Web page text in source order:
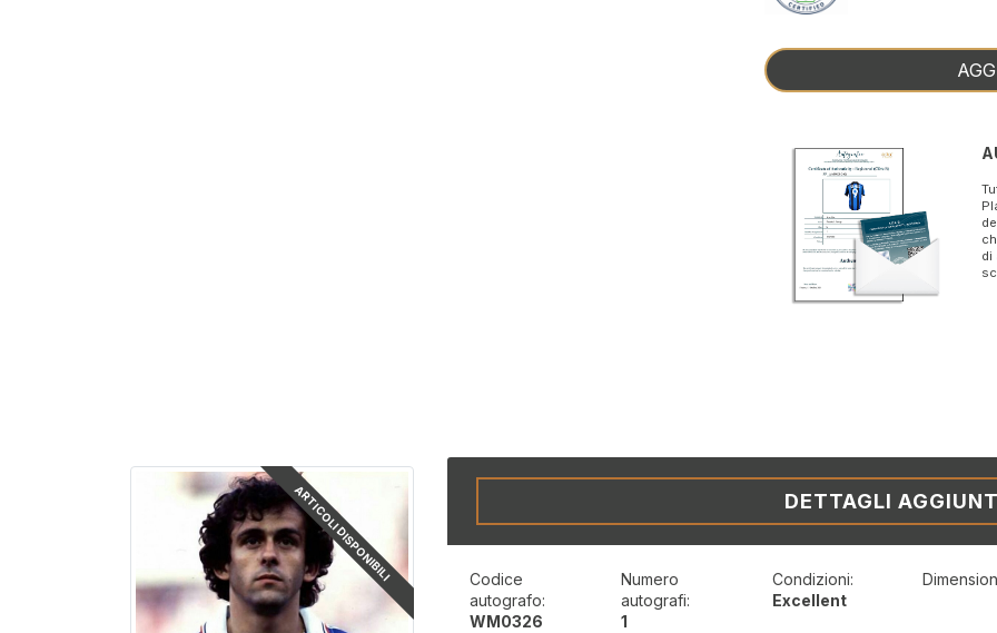
di
ARTICOLI DISPONIBILI DETTAGLI
Codice
autografo:
WM0326
Numero
autografi:
1
Condizioni:
Excellent